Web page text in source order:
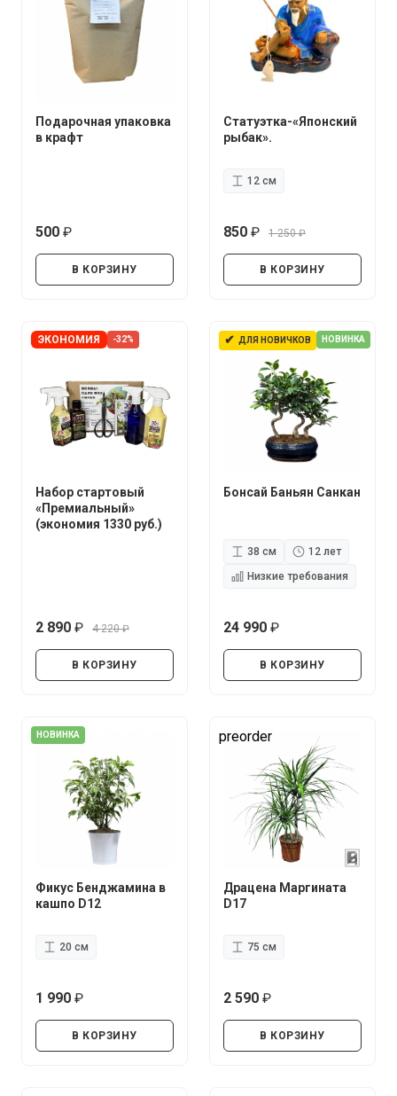
Подарочная упаковка
в крафт
500
В КОРЗИНУ
Статуэтка-«Японский
рыбак».
12 см
850
1 250
В КОРЗИНУ
ЭКОНОМИЯ -32%
Набор стартовый
«Премиальный»
(экономия 1330 руб.)
2 890
4 220
В КОРЗИНУ
✔ ДЛЯ НОВИЧКОВ НОВИНКА
Бонсай Баньян Санкан
38 см
12 лет
Низкие требования
24 990
В КОРЗИНУ
НОВИНКА
Фикус Бенджамина в
кашпо D12
20 см
1 990
В КОРЗИНУ
preorder
Драцена Маргината
D17
75 см
2 590
В КОРЗИНУ